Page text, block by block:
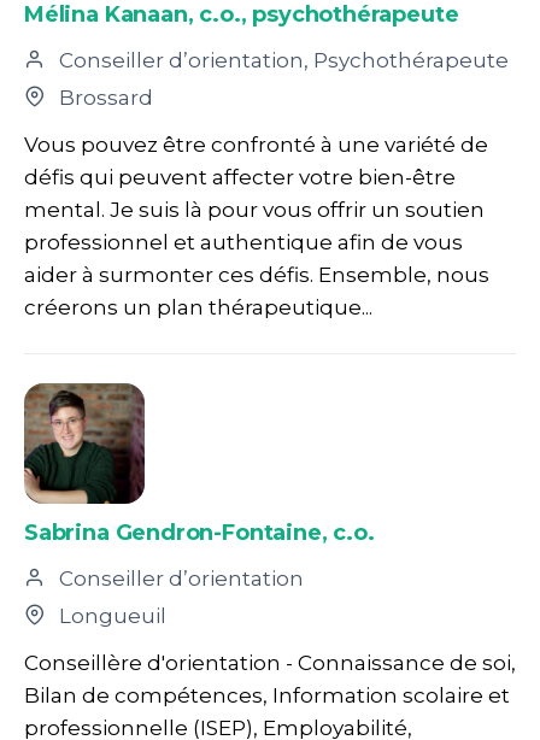
Mélina Kanaan, c.o., psychothérapeute
Conseiller d’orientation, Psychothérapeute
Brossard
Vous pouvez être confronté à une variété de
défis qui peuvent affecter votre bien-être
mental. Je suis là pour vous offrir un soutien
professionnel et authentique afin de vous
aider à surmonter ces défis. Ensemble, nous
créerons un plan thérapeutique...
Sabrina Gendron-Fontaine, c.o.
Conseiller d’orientation
Longueuil
Conseillère d'orientation - Connaissance de soi,
Bilan de compétences, Information scolaire et
professionnelle (ISEP), Employabilité,